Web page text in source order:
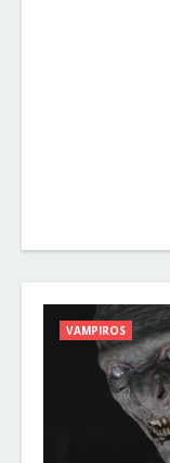
VAMPIROS